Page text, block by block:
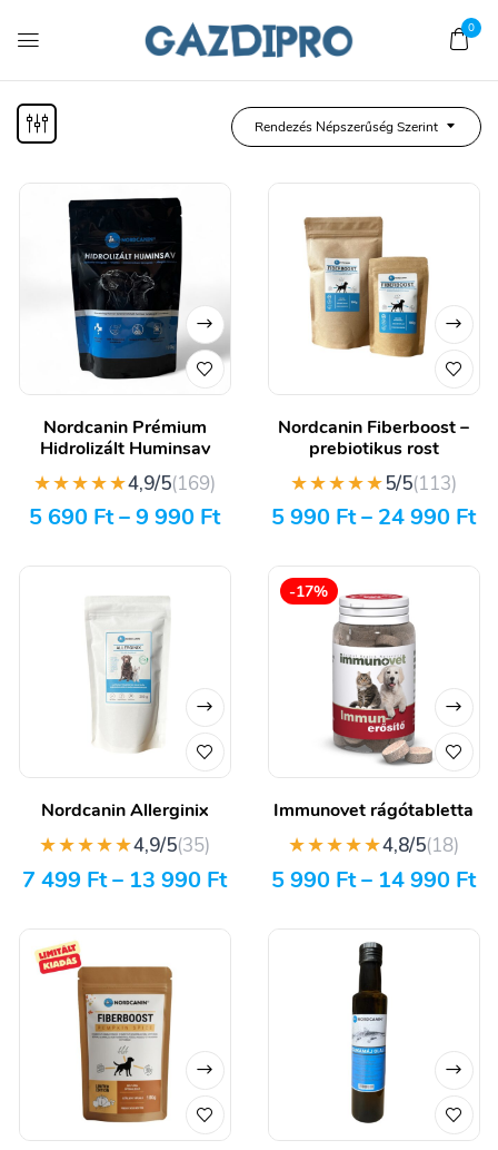
0
Rendezés Népszerűség Szerint
Nordcanin Prémium
Hidrolizált Huminsav
★★★★★4,9/5(169)
5 690 Ft–9 990 Ft
Nordcanin Fiberboost –
prebiotikus rost
★★★★★5/5(113)
5 990 Ft– 24 990 Ft
Nordcanin Allerginix
★★★★★4,9/5(35)
7 499 Ft– 13 990 Ft
-17%
Immunovet rágótabletta
★★★★★4,8/5(18)
5 990 Ft– 14 990 Ft